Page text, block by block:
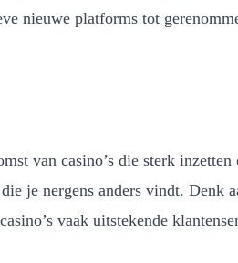
platforms tot
van casino’s die sterk
je nergens anders vindt. Denk
vaak uitstekende